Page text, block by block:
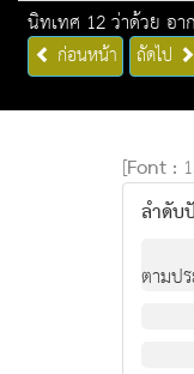
นิทเทศ 12 ว่าด้วย อ
ก่อนหน้า ถัดไป
[Font :
ลำดับ
ตามป